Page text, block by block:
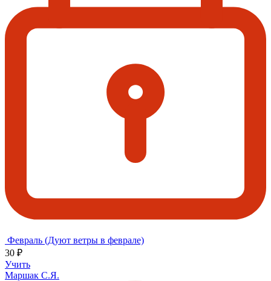
Февраль (Дуют ветры в феврале)
30 ₽
Учить
Маршак С.Я.